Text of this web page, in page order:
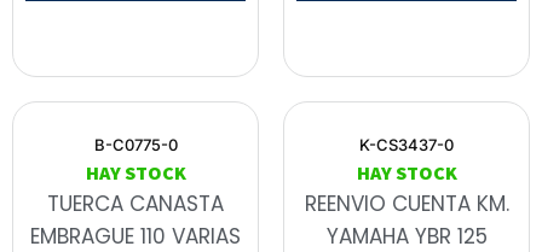
B-C0775-0
HAY STOCK
TUERCA CANASTA
EMBRAGUE 110 VARIAS
K-CS3437-0
HAY STOCK
REENVIO CUENTA KM.
YAMAHA YBR 125